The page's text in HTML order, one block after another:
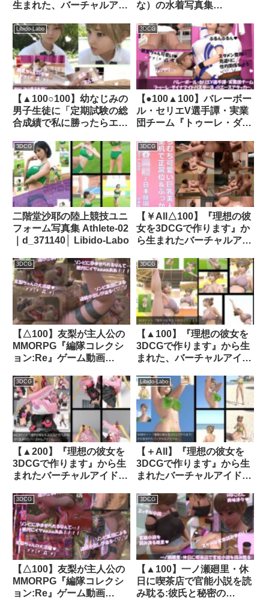
生まれた、バーチャルアイ
_Mizugi_01｜d_383429│
Libido-Labo
な）の水着写真集
d_375648│ Libido-Labo
Libido-Labo
【▲100○100】幼なじみの
男子生徒に「定期試験の総
合成績で私に勝ったらエッ
を言ったらホントに勝たれ
てしまい、さあ大変:03-バ
ック2（わんわんスタイ
ル）｜d_302367│ Libido-
Labo
3DCG
【●100▲100】バレーボー
ル・セリエV選手譚・実業
団チーム『トゥーレ・ダイ
ースアタッカー、一ノ瀬廻
里に肉体関係を迫る御手洗
保守会長の狼藉セクハラ強
●の様子（07:上半身ヌード
おっぱい丸出し・正常位
2）｜d_551145│ Libido-
Labo
3DCG
二階堂沙耶の陸上競技ユニ
フォーム写真集 Athlete-02
｜d_371140│ Libido-Labo
3DCG
【￥All△100】『理想の彼
女を3DCGで作ります』か
ら生まれたバーチャルアイ
ン突き正常位SEX＋大量射
精動画★日本庭園編★｜
d_280515│ Libido-Labo
3DCG
【△100】友梨が主人公の
MMORPG『編隊コレクシ
ョン:Re』ゲーム動画
るレ○プ被害に遭ってしま
う:正常位2）｜d_721292
3DCG
【▲100】『理想の彼女を
3DCGで作ります』から生
まれた、バーチャルアイド
d_378698│ Libido-Labo
3DCG
【▲200】『理想の彼女を
3DCGで作ります』から生
まれたバーチャルアイドル
ぐり）」のグラドル撮影風
写真集:CosFighter_01｜
d_457269│ Libido-Labo
Libido-Labo
【＋All】『理想の彼女を
3DCGで作ります』から生
まれたバーチャルアイドル
ぐり）」のグラドル撮影風
写真集:Gradol_73｜
d_324551│ Libido-Labo
3DCG
【△100】友梨が主人公の
MMORPG『編隊コレクシ
ョン:Re』ゲーム動画
3DCG
【▲100】一ノ瀬廻里・休
日に喫茶店で官能小説を読
み耽る:彼氏と秘密の